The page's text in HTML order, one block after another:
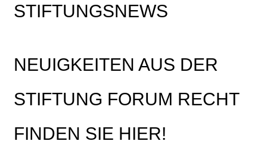
STIFTUNGSNEWS
NEUIGKEITEN AUS DER
STIFTUNG FORUM RECHT
FINDEN SIE HIER!